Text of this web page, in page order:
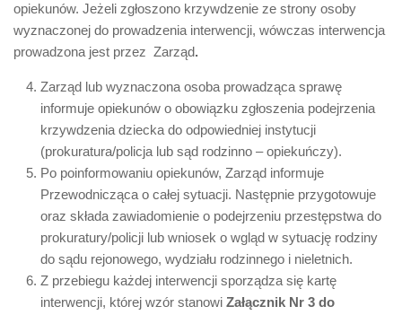
opiekunów. Jeżeli zgłoszono krzywdzenie ze strony osoby
wyznaczonej do prowadzenia interwencji, wówczas interwencja
prowadzona jest przez Zarząd.
Zarząd lub wyznaczona osoba prowadząca sprawę
informuje opiekunów o obowiązku zgłoszenia podejrzenia
krzywdzenia dziecka do odpowiedniej instytucji
(prokuratura/policja lub sąd rodzinno – opiekuńczy).
Po poinformowaniu opiekunów, Zarząd informuje
Przewodnicząca o całej sytuacji. Następnie przygotowuje
oraz składa zawiadomienie o podejrzeniu przestępstwa do
prokuratury/policji lub wniosek o wgląd w sytuację rodziny
do sądu rejonowego, wydziału rodzinnego i nieletnich.
Z przebiegu każdej interwencji sporządza się kartę
interwencji, której wzór stanowi Załącznik Nr 3 do